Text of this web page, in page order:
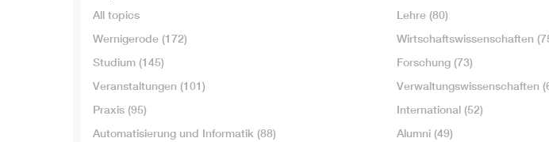
All topics
Wernigerode (172)
Studium (145)
Veranstaltungen (101)
Praxis (95)
Automatisierung und Informatik (88)
Lehre (80)
Wirtschaftswissenschaften
Forschung (73)
Verwaltungswissenschaften
International (52)
Alumni (49)